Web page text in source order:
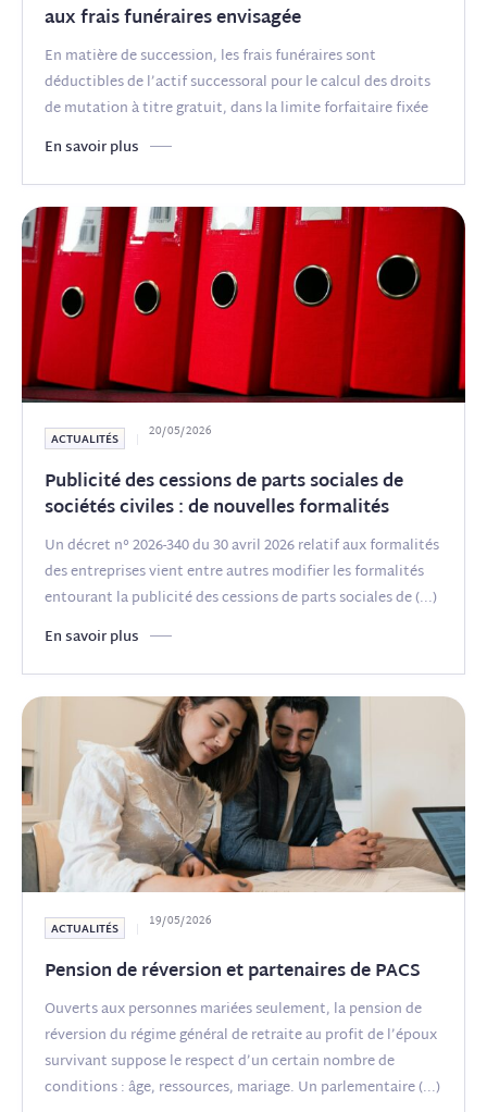
aux frais funéraires envisagée
En matière de succession, les frais funéraires sont
déductibles de l’actif successoral pour le calcul des droits
de mutation à titre gratuit, dans la limite forfaitaire fixée
par l’article 775
En savoir plus
ACTUALITÉS 20/05/2026
Publicité des cessions de parts sociales de
sociétés civiles : de nouvelles formalités
Un décret n° 2026-340 du 30 avril 2026 relatif aux formalités
des entreprises vient entre autres modifier les formalités
entourant la publicité des cessions de parts sociales de(...)
En savoir plus
ACTUALITÉS 19/05/2026
Pension de réversion et partenaires de PACS
Ouverts aux personnes mariées seulement, la pension de
réversion du régime général de retraite au profit de l’époux
survivant suppose le respect d’un certain nombre de
conditions : âge, ressources, mariage. Un parlementaire(...)